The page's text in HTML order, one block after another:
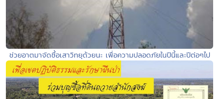
ช่วยอาตมาจัดซื้อเสาวิทยุด้วยนะ เพื่อความปลอดภัยในปีนี้และปีต่อๆไป